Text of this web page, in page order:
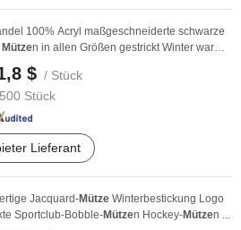
100% Acryl maßgeschneiderte schwarze
Mützen in allen Größen gestrickt Winter warm
$ / Stück
500 Stück
Lieferant
Jacquard-Mütze Winterbestickung Logo
Sportclub-Bobble-Mützen Hockey-Mützen ...